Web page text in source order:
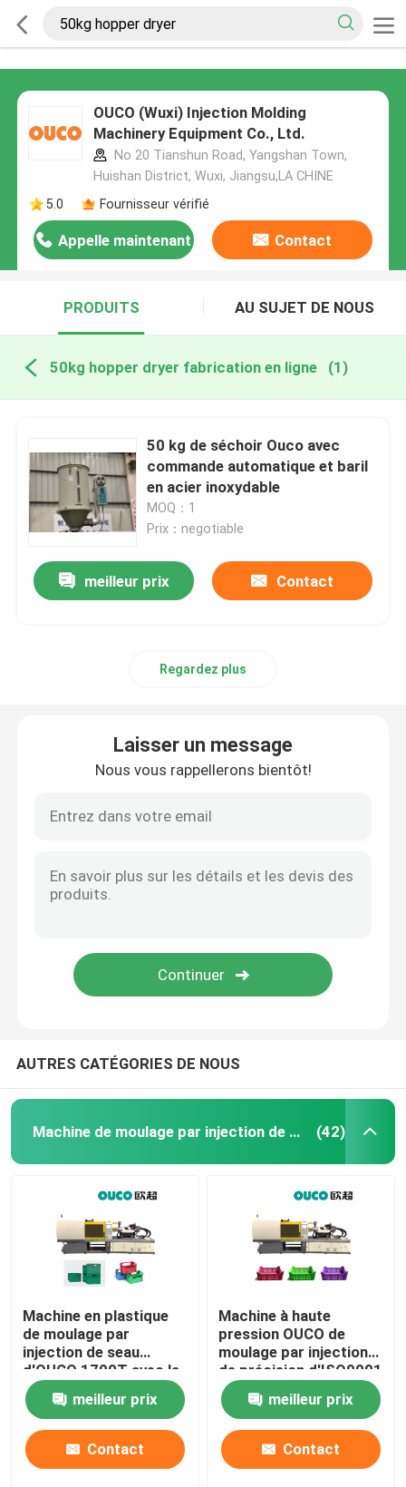
OUCO (Wuxi) Injection Molding
Machinery Equipment Co., Ltd.
No 20 Tianshun Road, Yangshan Town,
Huishan District, Wuxi, Jiangsu,LA CHINE
5.0
Fournisseur vérifié
Appelle maintenant Contact
PRODUITS AU SUJET DE NOUS
50kg hopper dryer fabrication en ligne (1)
50 kg de séchoir Ouco avec
commande automatique et baril
en acier inoxydable
MOQ：1
Prix：negotiable
meilleur prix Contact
Regardez plus
Laisser un message
Nous vous rappellerons bientôt!
AUTRES CATÉGORIES DE NOUS
Machine de moulage par injection de seau (42)
Machine en plastique
de moulage par
injection de seau
d'OUCO 1700T avec la
force de fixage forte
meilleur prix
Contact
Machine à haute
pression OUCO de
moulage par injection
de précision d'ISO9001
1900T pour le seau
meilleur prix
Contact